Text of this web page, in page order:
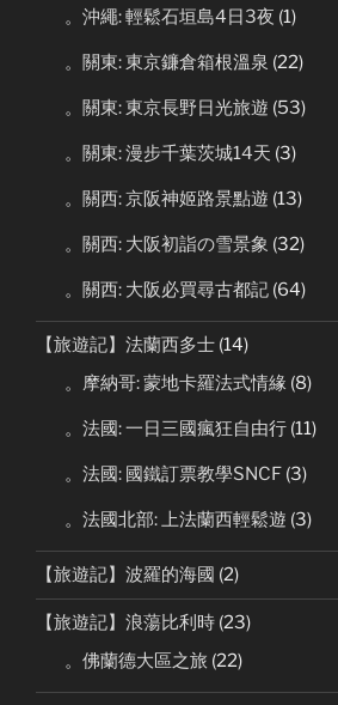
。沖繩: 輕鬆石垣島4日3夜 (1)
。關東: 東京鐮倉箱根溫泉 (22)
。關東: 東京長野日光旅遊 (53)
。關東: 漫步千葉茨城14天 (3)
。關西: 京阪神姬路景點遊 (13)
。關西: 大阪初詣の雪景象 (32)
。關西: 大阪必買尋古都記 (64)
【旅遊記】法蘭西多士 (14)
。摩納哥: 蒙地卡羅法式情緣 (8)
。法國: 一日三國瘋狂自由行 (11)
。法國: 國鐵訂票教學SNCF (3)
。法國北部: 上法蘭西輕鬆遊 (3)
【旅遊記】波羅的海國 (2)
【旅遊記】浪蕩比利時 (23)
。佛蘭德大區之旅 (22)